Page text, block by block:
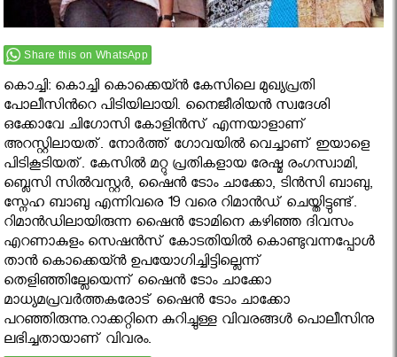
Share this on WhatsApp
കൊച്ചി: കൊച്ചി കൊക്കെയ്ന്‍ കേസിലെ മുഖ്യപ്രതി
പോലീസിൻറെ പിടിയിലായി. നൈജീരിയന്‍ സ്വദേശി
ഒക്കോവേ ചിഗോസി കോളിന്‍സ് എന്നയാളാണ്
അറസ്റ്റിലായത്. നോര്‍ത്ത് ഗോവയില്‍ വെച്ചാണ് ഇയാളെ
പിടികൂടിയത്. കേസില്‍ മറ്റു പ്രതികളായ രേഷ്മ രംഗസ്വാമി,
ബ്ലെസി സില്‍വസ്റ്റര്‍, ഷൈന്‍ ടോം ചാക്കോ, ടിന്‍സി ബാബു,
സ്നേഹ ബാബു എന്നിവരെ 19 വരെ റിമാന്‍ഡ് ചെയ്തിട്ടുണ്ട്.
റിമാന്‍ഡിലായിരുന്ന ഷൈന്‍ ടോമിനെ കഴിഞ്ഞ ദിവസം
എറണാകുളം സെഷന്‍സ് കോടതിയില്‍ കൊണ്ടുവന്നപ്പോൾ
താന്‍ കൊക്കെയ്ന്‍ ഉപയോഗിച്ചിട്ടില്ലെന്ന്
തെളിഞ്ഞില്ലേയെന്ന് ഷൈന്‍ ടോം ചാക്കോ
മാധ്യമപ്രവർത്തകരോട് ഷൈന്‍ ടോം ചാക്കോ
പറഞ്ഞിരുന്നു.റാക്കറ്റിനെ കുറിച്ചുള്ള വിവരങ്ങള്‍ പൊലീസിനു
ലഭിച്ചതായാണ് വിവരം.